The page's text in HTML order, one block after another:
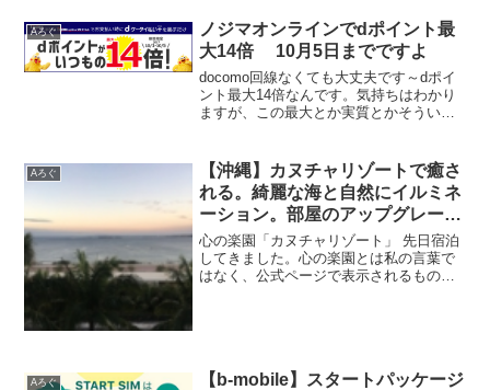
Aろぐ
ノジマオンラインでdポイント最
大14倍 10月5日までですよ
docomo回線なくても大丈夫です～dポイ
ント最大14倍なんです。気持ちはわかり
ますが、この最大とか実質とかそういう
ん！」ってツッコみたいですよ。 ノジマ
オンライン 1...
Aろぐ
【沖縄】カヌチャリゾートで癒さ
れる。綺麗な海と自然にイルミネ
ーション。部屋のアップグレード
や良かった点と注意点
心の楽園「カヌチャリゾート」 先日宿泊
してきました。心の楽園とは私の言葉で
はなく、公式ページで表示されるもので
Aろぐ
【b-mobile】スタートパッケージ